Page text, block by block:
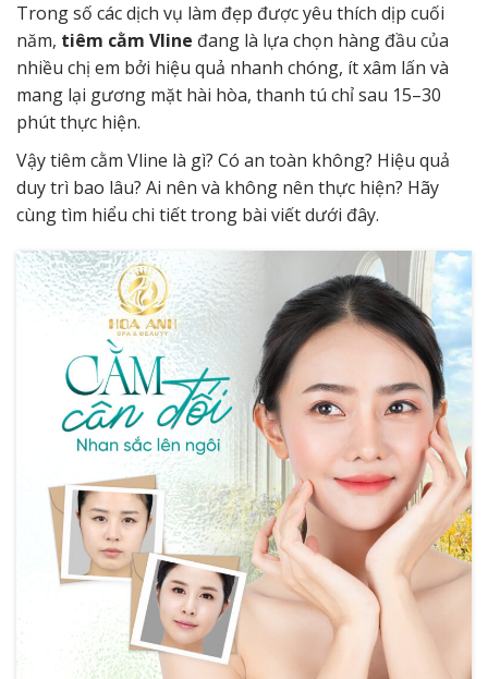
Trong số các dịch vụ làm đẹp được yêu thích dịp cuối
năm, tiêm cằm Vline đang là lựa chọn hàng đầu của
nhiều chị em bởi hiệu quả nhanh chóng, ít xâm lấn và
mang lại gương mặt hài hòa, thanh tú chỉ sau 15–30
phút thực hiện.
Vậy tiêm cằm Vline là gì? Có an toàn không? Hiệu quả
duy trì bao lâu? Ai nên và không nên thực hiện? Hãy
cùng tìm hiểu chi tiết trong bài viết dưới đây.